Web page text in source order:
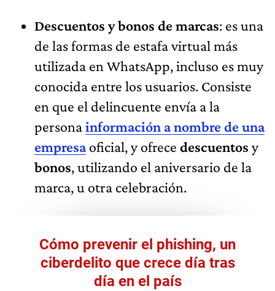
Descuentos y bonos de marcas: es una
de las formas de estafa virtual más
utilizada en WhatsApp, incluso es muy
conocida entre los usuarios. Consiste
en que el delincuente envía a la
personainformación a nombre de una
empresaoficial, y ofrece descuentos y
bonos, utilizando el aniversario de la
marca, u otra celebración.
Cómo prevenir el phishing, un
ciberdelito que crece día tras
día en el país